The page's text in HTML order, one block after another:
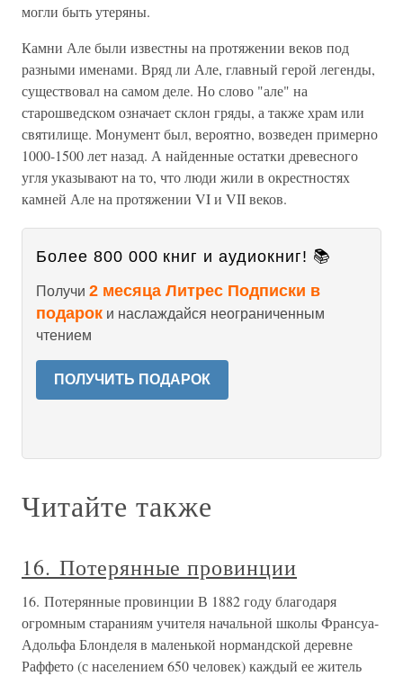
могли быть утеряны.
Камни Але были известны на протяжении веков под
разными именами. Вряд ли Але, главный герой легенды,
существовал на самом деле. Но слово "але" на
старошведском означает склон гряды, а также храм или
святилище. Монумент был, вероятно, возведен примерно
1000-1500 лет назад. А найденные остатки древесного
угля указывают на то, что люди жили в окрестностях
камней Але на протяжении VI и VII веков.
Более 800 000 книг и аудиокниг! 📚
Получи 2 месяца Литрес Подписки в
подарок и наслаждайся неограниченным
чтением
ПОЛУЧИТЬ ПОДАРОК
Читайте также
16. Потерянные провинции
16. Потерянные провинции В 1882 году благодаря
огромным стараниям учителя начальной школы Франсуа-
Адольфа Блонделя в маленькой нормандской деревне
Раффето (с населением 650 человек) каждый ее житель